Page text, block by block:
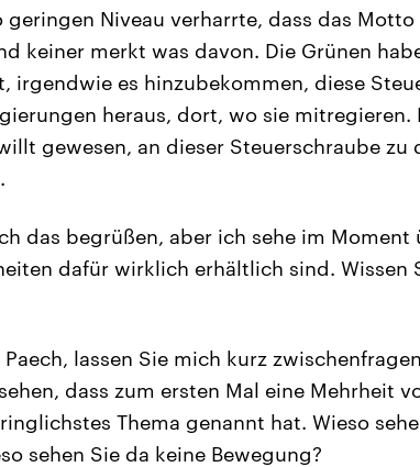
geringen Niveau verharrte, dass das
keiner merkt was davon. Die Grünen
irgendwie es hinzubekommen, diese
heraus, dort, wo sie mitregieren.
gewesen, an dieser Steuerschraube zu
das begrüßen, aber ich sehe im
dafür wirklich erhältlich sind. Wissen
Paech, lassen Sie mich kurz
dass zum ersten Mal eine Mehrheit
Thema genannt hat. Wieso
sehen Sie da keine Bewegung?